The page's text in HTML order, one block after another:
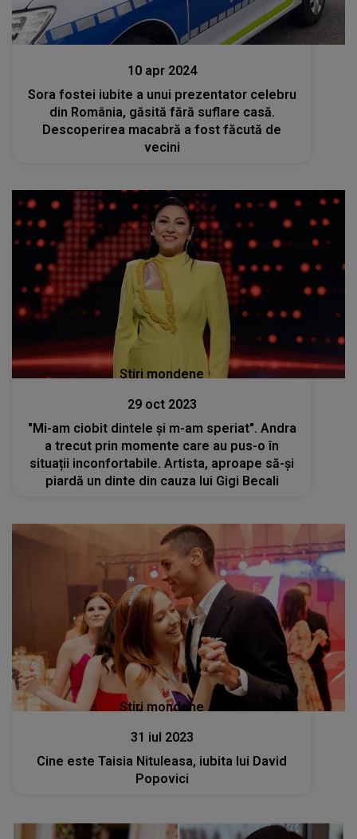
Stiri
10 apr 2024
Sora fostei iubite a unui prezentator celebru
din România, găsită fără suflare casă.
Descoperirea macabră a fost făcută de
vecini
Stiri mondene
29 oct 2023
"Mi-am ciobit dintele și m-am speriat". Andra
a trecut prin momente care au pus-o în
situații inconfortabile. Artista, aproape să-și
piardă un dinte din cauza lui Gigi Becali
Stiri mondene
31 iul 2023
Cine este Taisia Nituleasa, iubita lui David
Popovici